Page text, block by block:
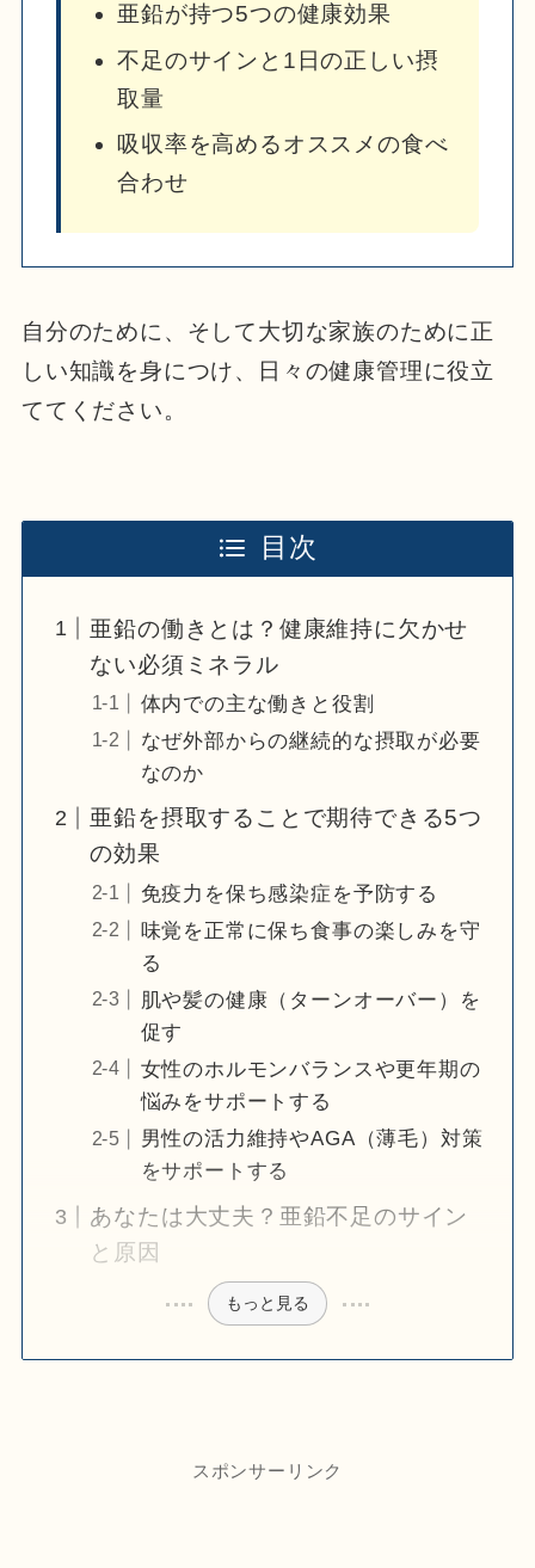
亜鉛が持つ5つの健康効果
不足のサインと1日の正しい摂
取量
吸収率を高めるオススメの食べ
合わせ
自分のために、そして大切な家族のために正
しい知識を身につけ、日々の健康管理に役立
ててください。
目次
亜鉛の働きとは？健康維持に欠かせ
ない必須ミネラル
体内での主な働きと役割
なぜ外部からの継続的な摂取が必要
なのか
亜鉛を摂取することで期待できる5つ
の効果
免疫力を保ち感染症を予防する
味覚を正常に保ち食事の楽しみを守
る
肌や髪の健康（ターンオーバー）を
促す
女性のホルモンバランスや更年期の
悩みをサポートする
男性の活力維持やAGA（薄毛）対策
をサポートする
あなたは大丈夫？亜鉛不足のサイン
と原因
もっと見る
スポンサーリンク